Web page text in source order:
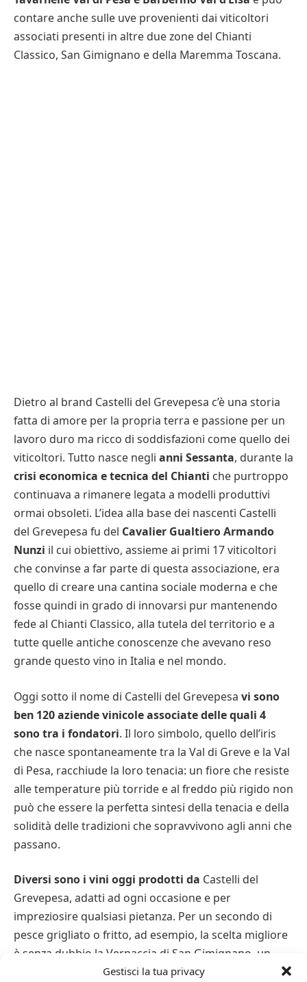
Gestisci la tua privacy
contare anche sulle uve provenienti dai viticoltori
associati presenti in altre due zone del Chianti
Classico, San Gimignano e della Maremma Toscana.
Dietro al brand Castelli del Grevepesa c’è una storia
fatta di amore per la propria terra e passione per un
lavoro duro ma ricco di soddisfazioni come quello dei
viticoltori. Tutto nasce negli anni Sessanta, durante la
crisi economica e tecnica del Chianti che purtroppo
continuava a rimanere legata a modelli produttivi
ormai obsoleti. L’idea alla base dei nascenti Castelli
del Grevepesa fu del Cavalier Gualtiero Armando
Nunzi il cui obiettivo, assieme ai primi 17 viticoltori
che convinse a far parte di questa associazione, era
quello di creare una cantina sociale moderna e che
fosse quindi in grado di innovarsi pur mantenendo
fede al Chianti Classico, alla tutela del territorio e a
tutte quelle antiche conoscenze che avevano reso
grande questo vino in Italia e nel mondo.
Oggi sotto il nome di Castelli del Grevepesa vi sono
ben 120 aziende vinicole associate delle quali 4
sono tra i fondatori. Il loro simbolo, quello dell’iris
che nasce spontaneamente tra la Val di Greve e la Val
di Pesa, racchiude la loro tenacia: un fiore che resiste
alle temperature più torride e al freddo più rigido non
può che essere la perfetta sintesi della tenacia e della
solidità delle tradizioni che sopravvivono agli anni che
passano.
Diversi sono i vini oggi prodotti da Castelli del
Grevepesa, adatti ad ogni occasione e per
impreziosire qualsiasi pietanza. Per un secondo di
pesce grigliato o fritto, ad esempio, la scelta migliore
è senza dubbio la Vernaccia di San Gimignano, un
vino fresco che si sposa alla perfezione col sapore del